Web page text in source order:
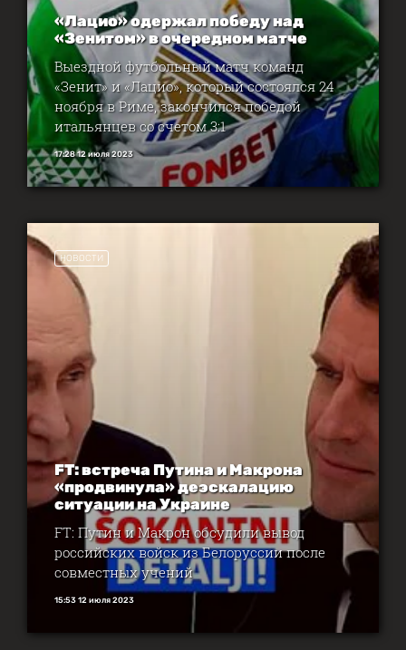
«Лацио» одержал победу над
«Зенитом» в очередном матче
Выездной футбольный матч команд
«Зенит» и «Лацио», который состоялся 24
ноября в Риме, закончился победой
итальянцев со счетом 3:1
17:28 12 июля 2023
НОВОСТИ
FT: встреча Путина и Макрона
«продвинула» деэскалацию
ситуации на Украине
FT: Путин и Макрон обсудили вывод
российских войск из Белоруссии после
совместных учений
15:53 12 июля 2023